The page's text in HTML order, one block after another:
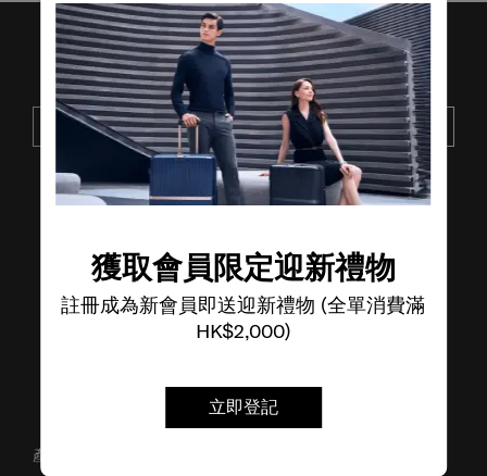
獲取會員限定迎新禮物
註冊成為新會員即送迎新禮物 (全單消費滿
HK$2,000)
立即登記
接收SAMSONITE的最新消息
提交
了解其他品牌
產品支援/常見問題